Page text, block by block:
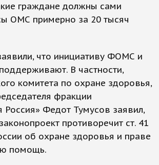
граждане должны сами
ОМС примерно за 20 тысяч
что инициативу ФОМС и
В частности,
комитета по охране здоровья,
фракции
Россия» Федот Тумусов заявил,
противоречит ст. 41
об охране здоровья и праве
помощь.